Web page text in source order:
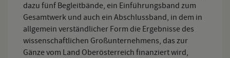
dazu fünf Begleitbände, ein Einführungsband zum
Gesamtwerk und auch ein Abschlussband, in dem in
allgemein verständlicher Form die Ergebnisse des
wissenschaftlichen Großunternehmens, das zur
Gänze vom Land Oberösterreich finanziert wird,